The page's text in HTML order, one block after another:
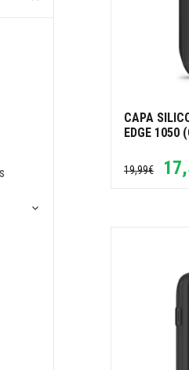
CAPA
EDGE 1050
19,99€